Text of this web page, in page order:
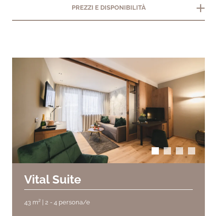
PREZZI E DISPONIBILITÀ add
Vital Suite
43 m² | 2 - 4 persona/e